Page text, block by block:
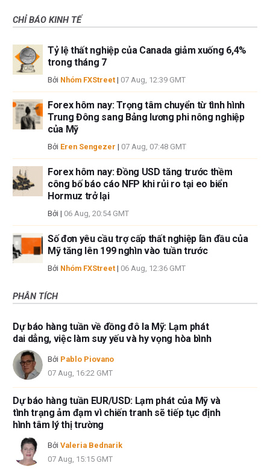
CHỈ BÁO KINH TẾ
Tỷ lệ thất nghiệp của Canada giảm xuống 6,4%
trong tháng 7
Bởi Nhóm FXStreet | 07 Aug, 12:39 GMT
Forex hôm nay: Trọng tâm chuyển từ tình hình
Trung Đông sang Bảng lương phi nông nghiệp
của Mỹ
Bởi Eren Sengezer | 07 Aug, 07:48 GMT
Forex hôm nay: Đồng USD tăng trước thềm
công bố báo cáo NFP khi rủi ro tại eo biển
Hormuz trở lại
Bởi | 06 Aug, 20:54 GMT
Số đơn yêu cầu trợ cấp thất nghiệp lần đầu của
Mỹ tăng lên 199 nghìn vào tuần trước
Bởi Nhóm FXStreet | 06 Aug, 12:36 GMT
PHÂN TÍCH
Dự báo hàng tuần về đồng đô la Mỹ: Lạm phát
dai dẳng, việc làm suy yếu và hy vọng hòa bình
Bởi Pablo Piovano
07 Aug, 16:22 GMT
Dự báo hàng tuần EUR/USD: Lạm phát của Mỹ và
tình trạng ảm đạm vì chiến tranh sẽ tiếp tục định
hình tâm lý thị trường
Bởi Valeria Bednarik
07 Aug, 15:15 GMT